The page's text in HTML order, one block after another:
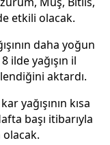
etkili olacak.
daha yoğun
ilde yağışın il
aktardı.
yağışının kısa
başı itibarıyla